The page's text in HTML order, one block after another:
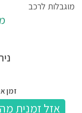
מוגבלות לרכב
ניתן
זמן